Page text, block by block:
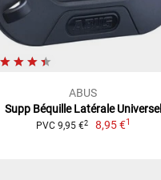
ABUS
Supp Béquille Latérale Universel
PVC 9,95 €2 8,95 €1